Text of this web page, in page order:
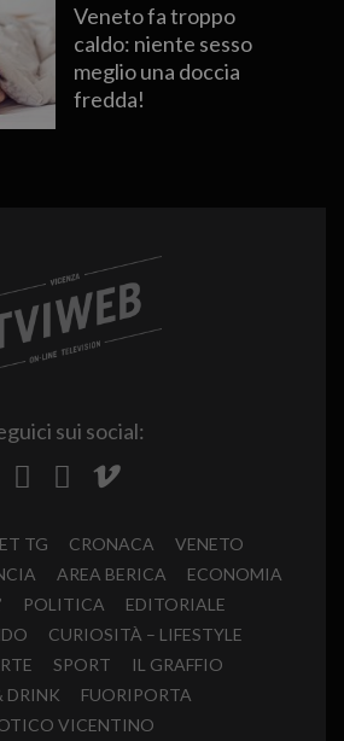
Veneto fa troppo
caldo: niente sesso
meglio una doccia
fredda!
sui social:
TG CRONACA
VENETO
AREA BERICA
ECONOMIA
POLITICA
EDITORIALE
CURIOSITÀ – LIFESTYLE
SPORT
IL GRAFFIO
DRINK
FUORIPORTA
VICENTINO